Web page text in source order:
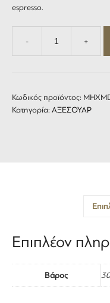
espresso.
- +
Κωδικός προϊόντος:
Κατηγορία: ΑΞΕΣΟΥΑΡ
Επιπλέον
Βάρος